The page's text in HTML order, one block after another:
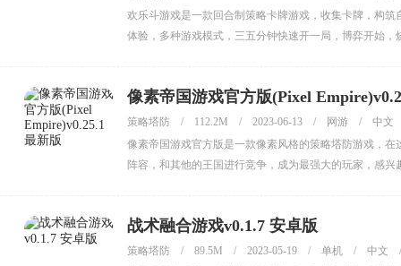
欢乐斗游戏是一款回合制策略卡牌游戏，收集卡牌，构
体验，多种游戏模式，三五分钟快速开一局，博弈开始
像素帝国游戏官方版(Pixel
策略塔防 / 112.2M / 2023-06-13 / 网游 /
中文
像素帝国游戏官方版是一款像素风格的策略塔防游戏，
阵容，和其他的王国进行竞争，成为最强大的玩家，感兴
战术融合游戏v0.1.7 安卓版
策略塔防 / 89.5M / 2023-05-19 / 单机 / 中文
/